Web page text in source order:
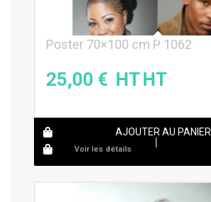
Poster 70×100 cm P 1062
25,00 €
AJOUTER AU PANIER
Voir les détails